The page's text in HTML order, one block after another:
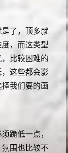
了，顶多就
，而这类型
比较困难的
这些都会影
我们要的画
跪低一点，
围也比较不